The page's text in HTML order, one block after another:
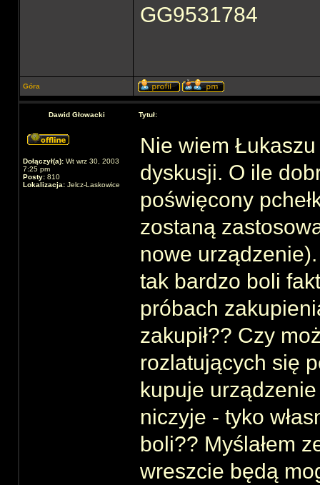
GG9531784
Góra
Dawid Głowacki Tytuł:
Dołączył(a): Wt wrz 30, 2003
7:25 pm
Posty: 810
Lokalizacja: Jelcz-Laskowice
Nie wiem
dyskusji. O ile
poświęcony
zostaną
nowe
tak bardzo boli
próbach
zakupił?? Czy
rozlatujących się
kupuje
niczyje - tyko
boli?? Myślałem
wreszcie będą